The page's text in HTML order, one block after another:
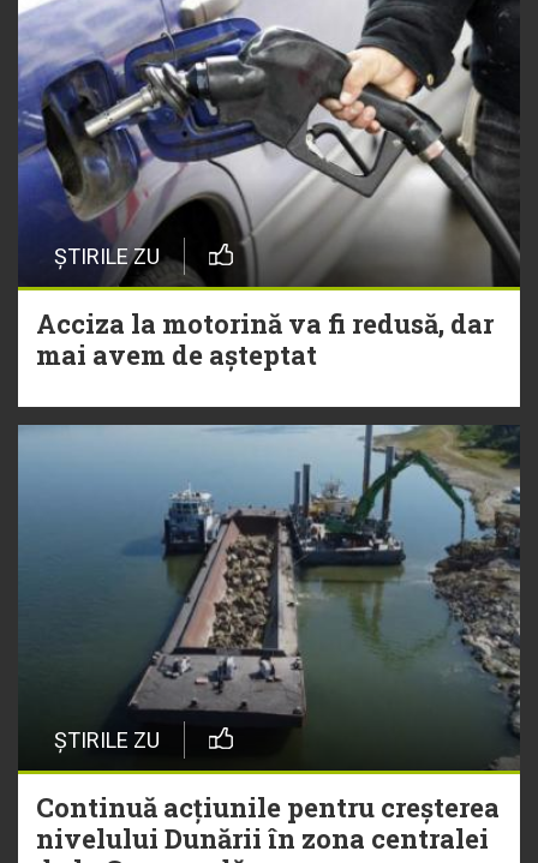
ȘTIRILE ZU
Acciza la motorină va fi redusă, dar
mai avem de așteptat
ȘTIRILE ZU
Continuă acțiunile pentru creșterea
nivelului Dunării în zona centralei